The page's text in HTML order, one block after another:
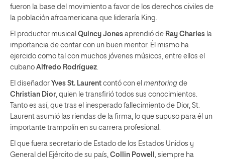
fueron la base del movimiento a favor de los derechos civiles de
la población afroamericana que lideraría King.
El productor musical Quincy Jones aprendió de Ray Charles la
importancia de contar con un buen mentor. Él mismo ha
ejercido como tal con muchos jóvenes músicos, entre ellos el
cubano Alfredo Rodríguez
El diseñador Yves St. Laurent contó con el mentoring de
Christian Dior , quien le transfirió todos sus conocimientos.
Tanto es así, que tras el inesperado fallecimiento de Dior, St.
Laurent asumió las riendas de la firma, lo que supuso para él un
importante trampolín en su carrera profesional.
El que fuera secretario de Estado de los Estados Unidos y
General del Ejército de su país, Collin Powell
, siempre ha